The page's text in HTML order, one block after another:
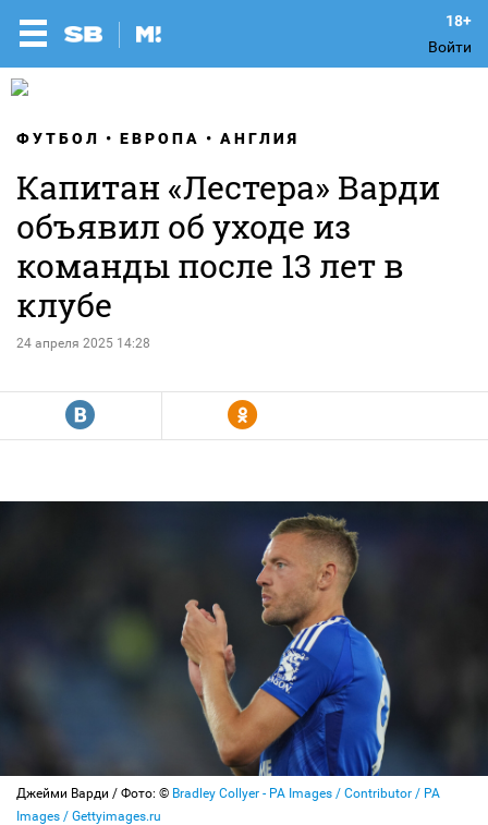
Войти
ФУТБОЛ ЕВРОПА АНГЛИЯ
Капитан «Лестера» Варди
объявил об уходе из
команды после 13 лет в
клубе
24 апреля 2025 14:28
R Y
Джейми Варди / Фото: © Bradley Collyer - PA Images / Contributor / PA
Images / Gettyimages.ru